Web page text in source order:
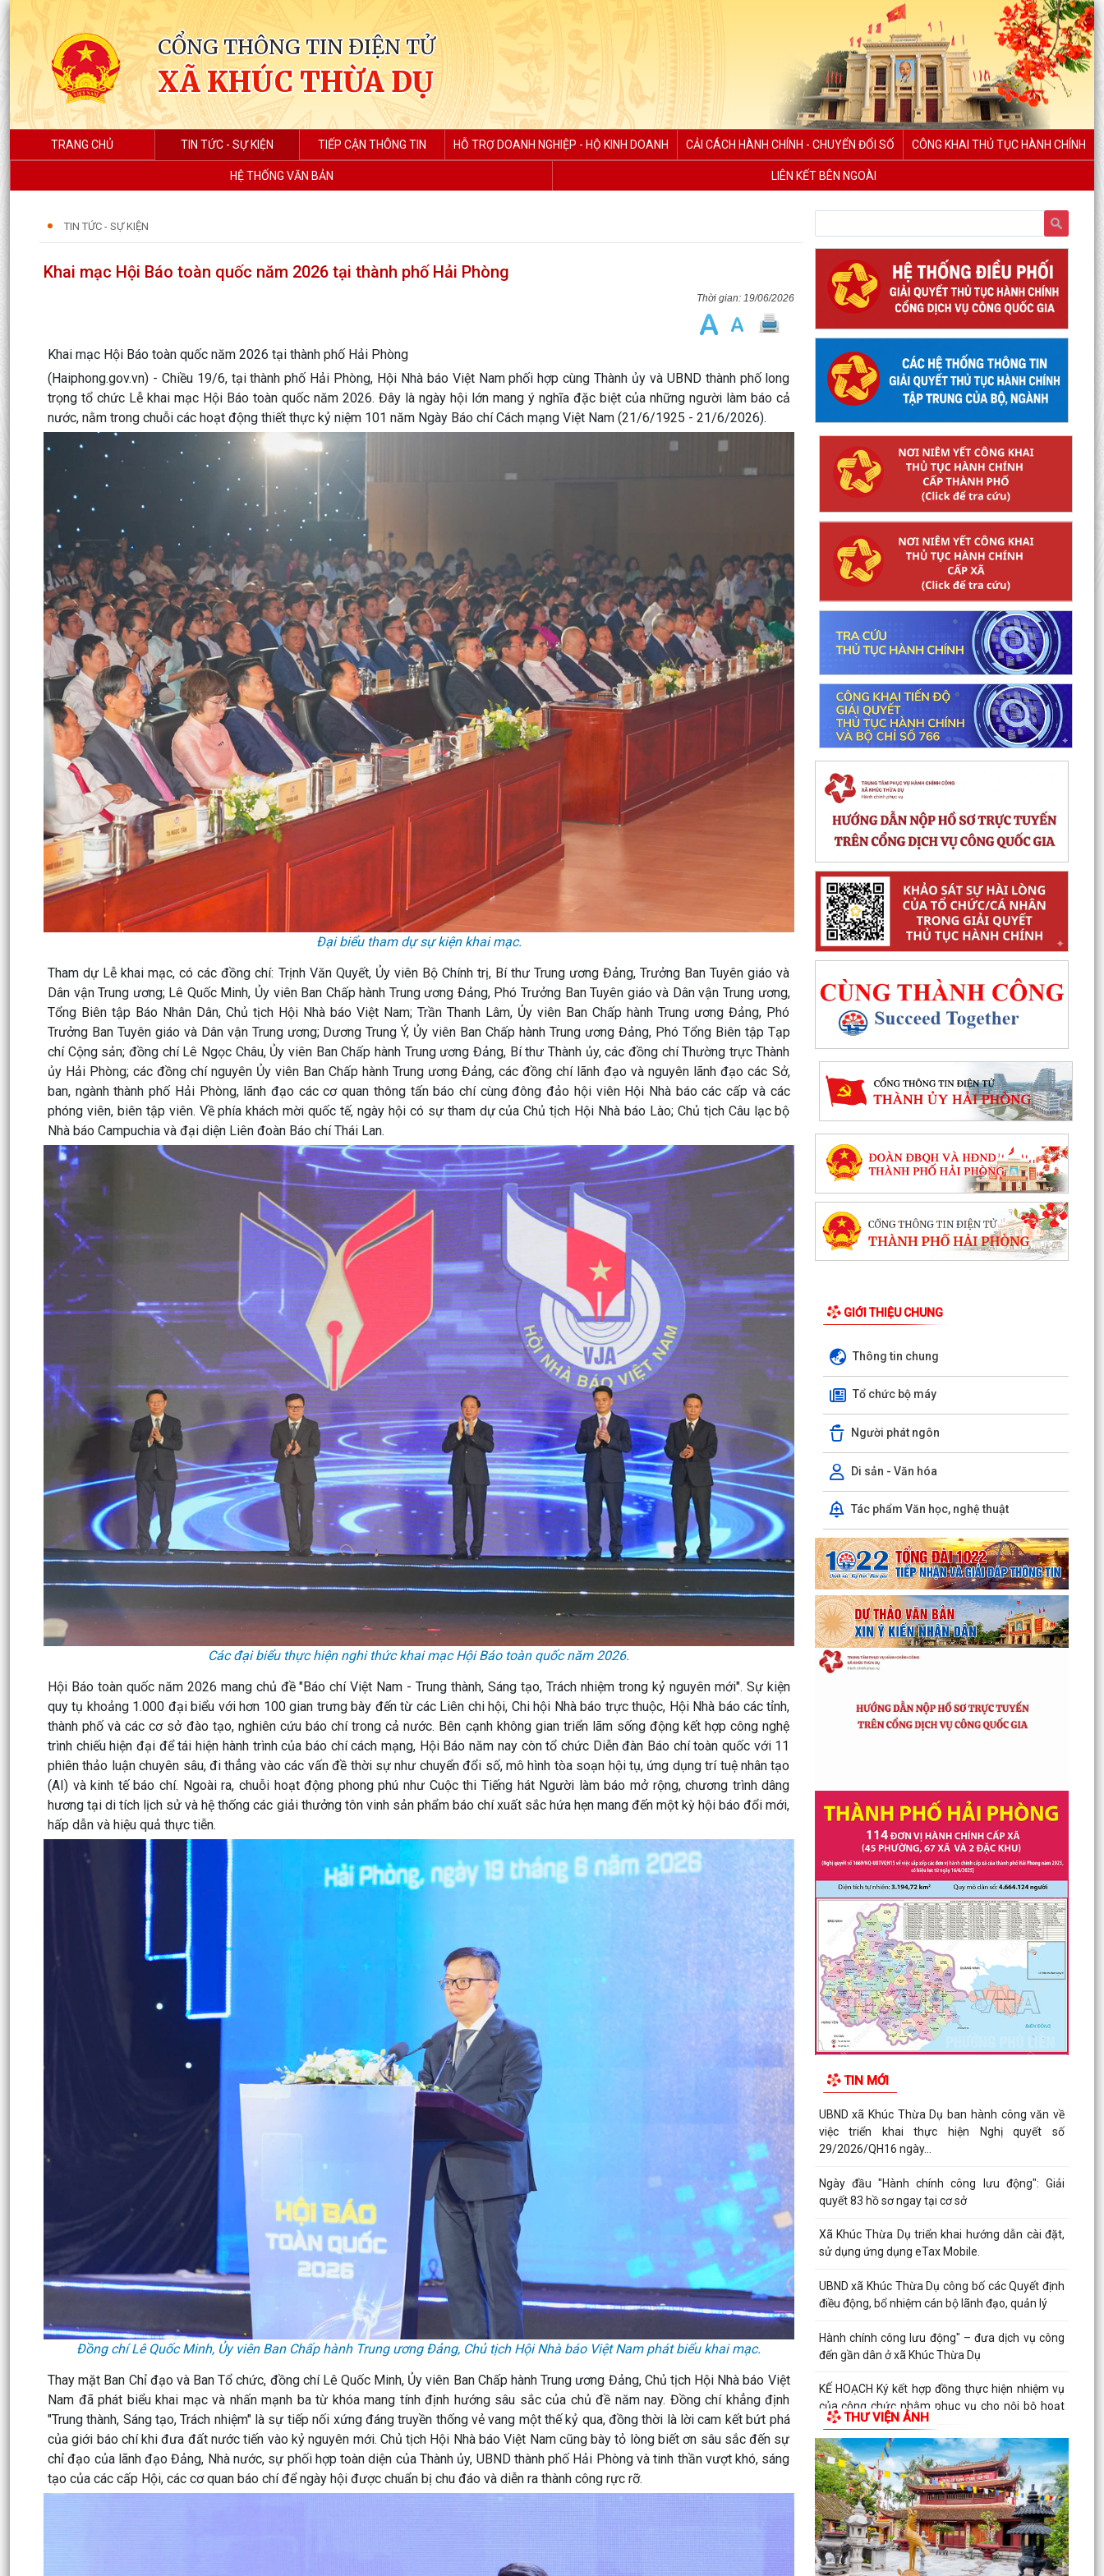
CỔNG THÔNG TIN ĐIỆN TỬ
XÃ KHÚC THỪA DỤ
TRANG CHỦ TIN TỨC - SỰ KIỆN TIẾP CẬN THÔNG TIN HỖ TRỢ DOANH NGHIỆP - HỘ KINH DOANH CẢI CÁCH HÀNH CHÍNH - CHUYỂN ĐỔI SỐ CÔNG KHAI THỦ TỤC HÀNH CHÍNH
HỆ THỐNG VĂN BẢN LIÊN KẾT BÊN NGOÀI
TIN TỨC - SỰ KIỆN
Khai mạc Hội Báo toàn quốc năm 2026 tại thành phố Hải Phòng
19/06/2026
Khai mạc Hội Báo toàn quốc năm 2026 tại thành phố Hải Phòng
(Haiphong.gov.vn) - Chiều 19/6, tại thành phố Hải Phòng, Hội Nhà báo Việt Nam phối hợp cùng Thành ủy và UBND thành phố long
trọng tổ chức Lễ khai mạc Hội Báo toàn quốc năm 2026. Đây là ngày hội lớn mang ý nghĩa đặc biệt của những người làm báo cả
nước, nằm trong chuỗi các hoạt động thiết thực kỷ niệm 101 năm Ngày Báo chí Cách mạng Việt Nam (21/6/1925 - 21/6/2026).
Đại biểu tham dự sự kiện khai mạc.
Tham dự Lễ khai mạc, có các đồng chí: Trịnh Văn Quyết, Ủy viên Bộ Chính trị, Bí thư Trung ương Đảng, Trưởng Ban Tuyên giáo và
Dân vận Trung ương; Lê Quốc Minh, Ủy viên Ban Chấp hành Trung ương Đảng, Phó Trưởng Ban Tuyên giáo và Dân vận Trung ương,
Tổng Biên tập Báo Nhân Dân, Chủ tịch Hội Nhà báo Việt Nam; Trần Thanh Lâm, Ủy viên Ban Chấp hành Trung ương Đảng, Phó
Trưởng Ban Tuyên giáo và Dân vận Trung ương; Dương Trung Ý, Ủy viên Ban Chấp hành Trung ương Đảng, Phó Tổng Biên tập Tạp
chí Cộng sản; đồng chí Lê Ngọc Châu, Ủy viên Ban Chấp hành Trung ương Đảng, Bí thư Thành ủy, các đồng chí Thường trực Thành
ủy Hải Phòng; các đồng chí nguyên Ủy viên Ban Chấp hành Trung ương Đảng, các đồng chí lãnh đạo và nguyên lãnh đạo các Sở,
ban, ngành thành phố Hải Phòng, lãnh đạo các cơ quan thông tấn báo chí cùng đông đảo hội viên Hội Nhà báo các cấp và các
phóng viên, biên tập viên. Về phía khách mời quốc tế, ngày hội có sự tham dự của Chủ tịch Hội Nhà báo Lào; Chủ tịch Câu lạc bộ
Nhà báo Campuchia và đại diện Liên đoàn Báo chí Thái Lan.
Các đại biểu thực hiện nghi thức khai mạc Hội Báo toàn quốc năm 2026.
Hội Báo toàn quốc năm 2026 mang chủ đề "Báo chí Việt Nam - Trung thành, Sáng tạo, Trách nhiệm trong kỷ nguyên mới". Sự kiện
quy tụ khoảng 1.000 đại biểu với hơn 100 gian trưng bày đến từ các Liên chi hội, Chi hội Nhà báo trực thuộc, Hội Nhà báo các tỉnh,
thành phố và các cơ sở đào tạo, nghiên cứu báo chí trong cả nước. Bên cạnh không gian triển lãm sống động kết hợp công nghệ
trình chiếu hiện đại để tái hiện hành trình của báo chí cách mạng, Hội Báo năm nay còn tổ chức Diễn đàn Báo chí toàn quốc với 11
phiên thảo luận chuyên sâu, đi thẳng vào các vấn đề thời sự như chuyển đổi số, mô hình tòa soạn hội tụ, ứng dụng trí tuệ nhân tạo
(AI) và kinh tế báo chí. Ngoài ra, chuỗi hoạt động phong phú như Cuộc thi Tiếng hát Người làm báo mở rộng, chương trình dâng
hương tại di tích lịch sử và hệ thống các giải thưởng tôn vinh sản phẩm báo chí xuất sắc hứa hẹn mang đến một kỳ hội báo đổi mới,
hấp dẫn và hiệu quả thực tiễn.
Đồng chí Lê Quốc Minh, Ủy viên Ban Chấp hành Trung ương Đảng, Chủ tịch Hội Nhà báo Việt Nam phát biểu khai mạc.
Thay mặt Ban Chỉ đạo và Ban Tổ chức, đồng chí Lê Quốc Minh, Ủy viên Ban Chấp hành Trung ương Đảng, Chủ tịch Hội Nhà báo Việt
Nam đã phát biểu khai mạc và nhấn mạnh ba từ khóa mang tính định hướng sâu sắc của chủ đề năm nay. Đồng chí khẳng định
"Trung thành, Sáng tạo, Trách nhiệm" là sự tiếp nối xứng đáng truyền thống vẻ vang một thế kỷ qua, đồng thời là lời cam kết bứt phá
của giới báo chí khi đưa đất nước tiến vào kỷ nguyên mới. Chủ tịch Hội Nhà báo Việt Nam cũng bày tỏ lòng biết ơn sâu sắc đến sự
chỉ đạo của lãnh đạo Đảng, Nhà nước, sự phối hợp toàn diện của Thành ủy, UBND thành phố Hải Phòng và tinh thần vượt khó, sáng
tạo của các cấp Hội, các cơ quan báo chí để ngày hội được chuẩn bị chu đáo và diễn ra thành công rực rỡ.
GIỚI THIỆU CHUNG
Thông tin chung
Tổ chức bộ máy
Người phát ngôn
Di sản - Văn hóa
Tác phẩm Văn học, nghệ thuật
TIN MỚI
Hướng dẫn nộp hồ sơ thủ tục hành chính Cấp
bản sao Trích lục hộ tịch, bản sao Giấy khai sinh
Công khai danh mục thủ tục hành chính được
sửa đổi, bổ sung, thay thế, bị bãi bỏ thuộc phạm
vi chức...
Công khai thủ tục hành chính ban hành mới,
được sửa đổi, bổ sung thuộc phạm vi chức năng
quản lý...
Điều chỉnh kịch bản tăng trưởng 6 tháng cuối
Triển khai thực hiện Công văn số 9196/BTC-VP
Công khai danh mục thủ tục hành chính được
sửa đổi, bổ sung, bị bãi bỏ thuộc phạm vi chức
năng quản...
Thông báo công khai niêm yết nội dung TTHC
mới ban hành, được sửa đổi, bổ sung lĩnh vực
phát...
Trung tâm Dịch vụ sự nghiệp công xã Khúc
Thừa Dụ hướng dẫn chăm sóc, bón phân đón
đòng lúa mùa
Thông báo công khai niêm yết danh mục TTHC
nội bộ mới ban hành thuộc phạm vi, chức năng
của Sở...
chính trị tháng 8/2026.
UBND xã Khúc Thừa Dụ ban hành công văn về
việc triển khai thực hiện Nghị quyết số
29/2026/QH16 ngày...
Ngày đầu "Hành chính công lưu động": Giải
quyết 83 hồ sơ ngay tại cơ sở
Xã Khúc Thừa Dụ triển khai hướng dẫn cài đặt,
sử dụng ứng dụng eTax Mobile.
UBND xã Khúc Thừa Dụ công bố các Quyết định
điều động, bổ nhiệm cán bộ lãnh đạo, quản lý
Hành chính công lưu động" – đưa dịch vụ công
đến gần dân ở xã Khúc Thừa Dụ
KẾ HOẠCH Ký kết hợp đồng thực hiện nhiệm vụ
của công chức nhằm phục vụ cho nội bộ hoạt
động của...
Công khai danh mục thủ tục hành chính ban
hành mới lĩnh vực điện lực thuộc phạm vi, chức
năng quản...
Kế hoạch riển khai thực hiện Nghị định số
224/2026/NĐ-CP của Chính phủ quy định chi
tiết một số...
THƯ VIỆN ẢNH